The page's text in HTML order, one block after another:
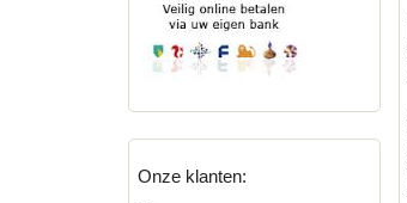
Onze klanten: